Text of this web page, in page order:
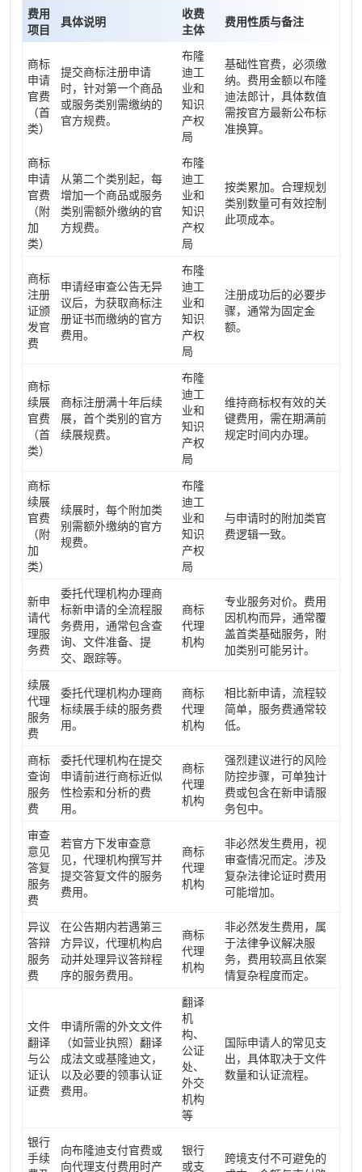
费用
项目
具体说明
收费
主体
费用性质与备注
商标
申请
官费
（首
类）
提交商标注册申请
时，针对第一个商品
或服务类别需缴纳的
官方规费。
布隆
迪工
业和
知识
产权
局
基础性官费，必须缴
纳。费用金额以布隆
迪法郎计，具体数值
需按官方最新公布标
准换算。
商标
申请
官费
（附
加
类）
从第二个类别起，每
增加一个商品或服务
类别需额外缴纳的官
方规费。
布隆
迪工
业和
知识
产权
局
按类累加。合理规划
类别数量可有效控制
此项成本。
商标
注册
证颁
发官
费
申请经审查公告无异
议后，为获取商标注
册证书而缴纳的官方
费用。
布隆
迪工
业和
知识
产权
局
注册成功后的必要步
骤，通常为固定金
额。
商标
续展
官费
（首
类）
商标注册满十年后续
展，首个类别的官方
续展规费。
布隆
迪工
业和
知识
产权
局
维持商标权有效的关
键费用，需在期满前
规定时间内办理。
商标
续展
官费
（附
加
类）
续展时，每个附加类
别需额外缴纳的官方
规费。
布隆
迪工
业和
知识
产权
局
与申请时的附加类官
费逻辑一致。
新申
请代
理服
务费
委托代理机构办理商
标新申请的全流程服
务费用，通常包含查
询、文件准备、提
交、跟踪等。
商标
代理
机构
专业服务对价。费用
因机构而异，通常覆
盖首类基础服务，附
加类别可能另计。
续展
代理
服务
费
委托代理机构办理商
标续展手续的服务费
用。
商标
代理
机构
相比新申请，流程较
简单，服务费通常较
低。
商标
查询
服务
费
委托代理机构在提交
申请前进行商标近似
性检索和分析的费
用。
商标
代理
机构
强烈建议进行的风险
防控步骤，可单独计
费或包含在新申请服
务包中。
审查
意见
答复
服务
费
若官方下发审查意
见，代理机构撰写并
提交答复文件的服务
费用。
商标
代理
机构
非必然发生费用，视
审查情况而定。涉及
复杂法律论证时费用
可能增加。
异议
答辩
服务
费
在公告期内若遇第三
方异议，代理机构启
动并处理异议答辩程
序的服务费用。
商标
代理
机构
非必然发生费用，属
于法律争议解决服
务，费用较高且依案
情复杂程度而定。
文件
翻译
与公
证认
证费
申请所需的外文文件
（如营业执照）翻译
成法文或基隆迪文，
以及必要的领事认证
费用。
翻译
机
构、
公证
处、
外交
机构
等
国际申请人的常见支
出，具体取决于文件
数量和认证流程。
银行
手续
向布隆迪支付官费或
向代理支付费用时产
银行
或支
跨境支付不可避免的